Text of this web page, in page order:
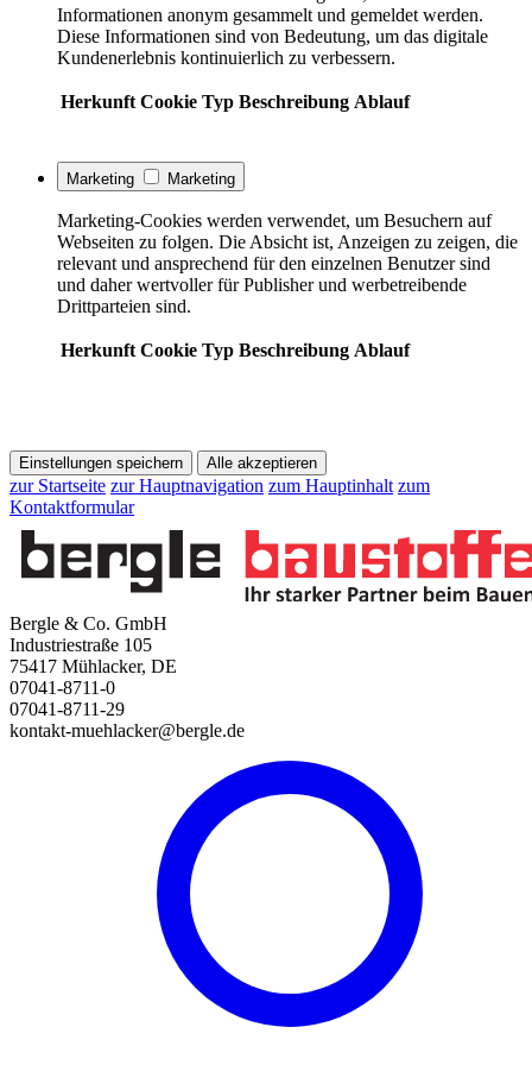
Informationen anonym gesammelt und gemeldet werden.
Diese Informationen sind von Bedeutung, um das digitale
Kundenerlebnis kontinuierlich zu verbessern.
Herkunft Cookie Typ Beschreibung Ablauf
Marketing Marketing
Marketing-Cookies werden verwendet, um Besuchern auf
Webseiten zu folgen. Die Absicht ist, Anzeigen zu zeigen, die
relevant und ansprechend für den einzelnen Benutzer sind
und daher wertvoller für Publisher und werbetreibende
Drittparteien sind.
Herkunft Cookie Typ Beschreibung Ablauf
Einstellungen speichern Alle akzeptieren
zur Startseite zur Hauptnavigation zum Hauptinhalt zum
Kontaktformular
Bergle & Co. GmbH
Industriestraße 105
75417 Mühlacker, DE
07041-8711-0
07041-8711-29
kontakt-muehlacker@bergle.de